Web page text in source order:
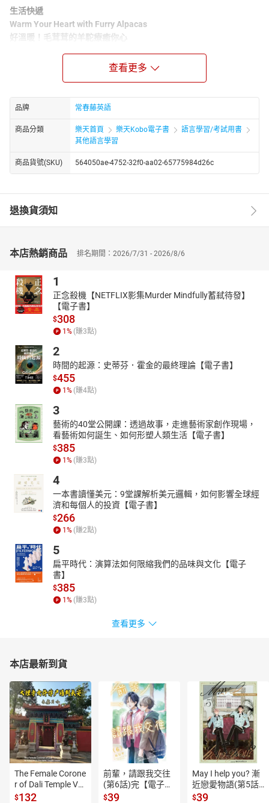
生活快遞
Warm Your Heart with Furry Alpacas
好溫暖！毛茸茸的羊駝療癒你心
And the Hambone Award Goes to…
可愛又奇葩！火腿骨頭獎鹿死誰手？
雜誌介紹
升學考試．全民英檢．一般進修適用 / 詞彙程度約 2000～3500
字 /
《常春藤生活英語雜誌》內容針對人物專訪、科普、素養、網際網
路、旅遊、遊學、流行趨勢及生活對話為主題進行報導，於學習英
語同時另增加新知的吸收。著重『聽力』、『口說』兩部份，以短
信賴。
每天只要30分鐘，108課綱、英檢、商用英文、英文對話通通難不
《雜誌特色》
❶報導性文章：
a. 包含影視娛樂、好書俱樂部、藝術饗宴、文化之窗、全球節慶、
綠色生活、人物傳記、休閒小站、探索科學與體育運動等主題，以
深入淺出的文字帶領學生吸收新知、了解天下大小事。
等。
❷生活類文章：
國內外新聞焦點話題、介紹最夯潮流單字的生活字彙王、傳達時下
科技新知的發燒話題。
❸對話類：
a. 包含商用英語、觀光英語及圖解世界，提供情境對話影片讓學生
人一目了然，並且將這些單字融入生活對話中，讓讀者知道如何學
以致用。
❹考試相關學習類別：
包含克漏字、翻譯、看圖作文等，讓學生熟悉這些重要考試題型的
應答技巧。
編者的話
May 2024
May is here and summer is just around the corner. Before it gets
viewing “The Magic of Fireflies”. If you're into extreme sports, check
the secrets of long life, we recommend “Blue Zones: The Secrets to
Earth live. If you're looking to travel abroad but don't know where to
go, read “Catch Up with the Travel Dupe Trend” and consider places
you'd never think to visit. Ever look up at the Moon and see it
seemingly glow? Check out “The Moon’s Ghostly Da Vinci Glow” to
learn why this happens. There's plenty more to explore in this issue
of Enjoy English ; all you have to do is turn the page.
五月到了，夏天也即將來臨。趁天氣變得太熱之前，一定要前
往臺灣山區與《夜晚小精靈螢火蟲的魔幻舞臺》一同欣賞螢火蟲的
魔力。如果你喜歡極限運動，讀一讀《翻滾吧參賽者！瘋狂又危險
查看更多
品牌 常春藤英語
商品分類 樂天首頁 樂天Kobo電子書
語言學習/考試用書
其他語言學習
商品貨號(SKU) 564050ae-4752-32f0-aa02-65775984d26c
退換貨須知
本店熱銷商品 排名期間：2026/7/31 - 2026/8/6
1
正念殺機【NETFLIX影集Murder Mindfully蓄弒待發】
【電子書】
$308
1 % (賺3點)
2
時間的起源：史蒂芬．霍金的最終理論【電子書】
$455
1 % (賺4點)
3
藝術的40堂公開課：透過故事，走進藝術家創作現場，
看藝術如何誕生、如何形塑人類生活【電子書】
$385
1 % (賺3點)
4
一本書讀懂美元：9堂課解析美元邏輯，如何影響全球經
濟和每個人的投資【電子書】
$266
1 % (賺2點)
5
扁平時代：演算法如何限縮我們的品味與文化【電子
書】
$385
1 % (賺3點)
查看更多
本店最新到貨
The Female Corone
r of Dali Temple Vo
l.6【有聲書】
$132
前輩，請跟我交往
(第6話)完【電子
書】
$39
May I help you? 漸
近戀愛物語(第5話)
【電子書】
$39